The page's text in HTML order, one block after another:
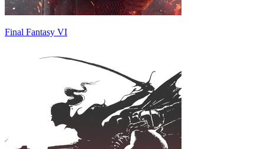
Final Fantasy VI